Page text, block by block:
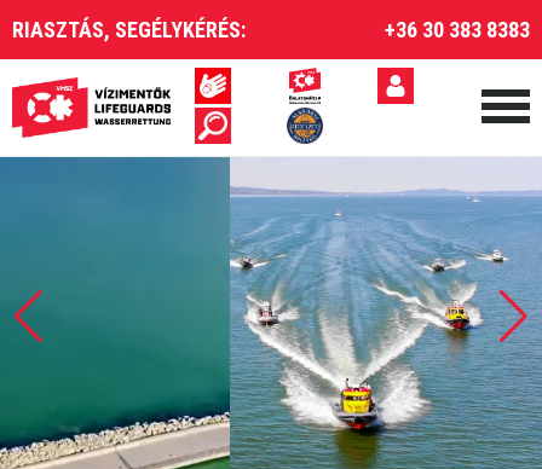
RIASZTÁS, SEGÉLYKÉRÉS: +36 30 383 8383